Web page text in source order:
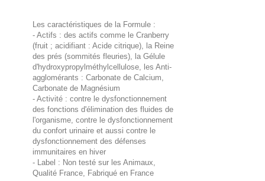
Les caractéristiques de la Formule :
- Actifs : des actifs comme le Cranberry
(fruit ; acidifiant : Acide citrique), la Reine
des prés (sommités fleuries), la Gélule
d'hydroxypropylméthylcellulose, les Anti-
agglomérants : Carbonate de Calcium,
Carbonate de Magnésium
- Activité : contre le dysfonctionnement
des fonctions d'élimination des fluides de
l'organisme, contre le dysfonctionnement
du confort urinaire et aussi contre le
dysfonctionnement des défenses
immunitaires en hiver
- Label : Non testé sur les Animaux,
Qualité France, Fabriqué en France